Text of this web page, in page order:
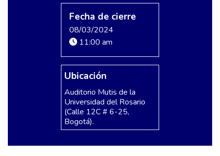
Fecha de cierre
08/03/2024
11:00 am
Ubicación
Auditorio Mutis de la
Universidad del Rosario
(Calle 12C # 6-25,
Bogotá).